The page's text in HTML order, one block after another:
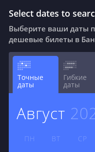
Select dates to
Выберите ваши даты
дешевые билеты в
Точные
даты
Гибкие
даты
август
ПН ВТ СР